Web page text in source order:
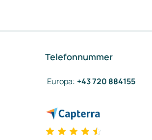
Telefonnummer
Europa: +43 720 884155